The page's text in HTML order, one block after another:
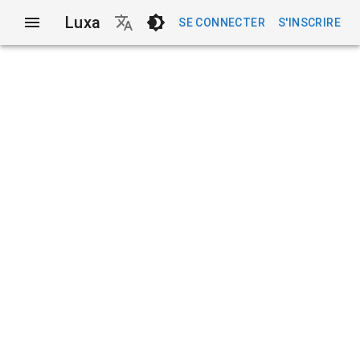
Luxa SE CONNECTER S'INSCRIRE